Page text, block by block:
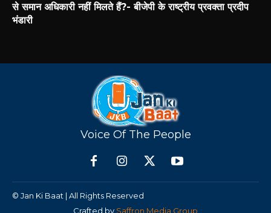
से समान अधिकारी नहीं मिलते हैं?- बीजेपी के राष्ट्रीय प्रवक्ता प्रदीप
भंडारी
Voice Of The People
© Jan Ki Baat | All Rights Reserved
Crafted by Saffron Media Group